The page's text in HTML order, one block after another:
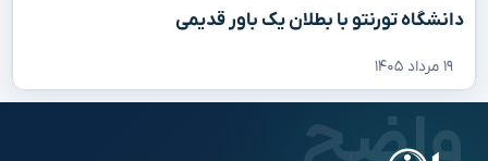
دانشگاه تورنتو با بطلان یک باور قدیمی
۱۹ مرداد ۱۴۰۵